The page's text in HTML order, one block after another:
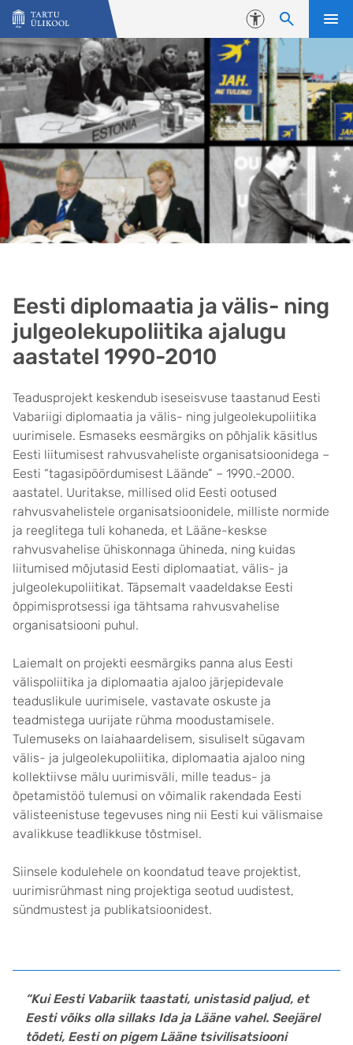
Liigu edasi põhisisu juurde
Juurdepääsetavus
Eesti diplomaatia ja välis- ning
julgeolekupoliitika ajalugu
aastatel 1990-2010
Teadusprojekt keskendub iseseisvuse taastanud Eesti
Vabariigi diplomaatia ja välis- ning julgeolekupoliitika
uurimisele. Esmaseks eesmärgiks on põhjalik käsitlus
Eesti liitumisest rahvusvaheliste organisatsioonidega –
Eesti “tagasipöördumisest Läände” – 1990.-2000.
aastatel. Uuritakse, millised olid Eesti ootused
rahvusvahelistele organisatsioonidele, milliste normide
ja reeglitega tuli kohaneda, et Lääne-keskse
rahvusvahelise ühiskonnaga ühineda, ning kuidas
liitumised mõjutasid Eesti diplomaatiat, välis- ja
julgeolekupoliitikat. Täpsemalt vaadeldakse Eesti
õppimisprotsessi iga tähtsama rahvusvahelise
organisatsiooni puhul.
Laiemalt on projekti eesmärgiks panna alus Eesti
välispoliitika ja diplomaatia ajaloo järjepidevale
teaduslikule uurimisele, vastavate oskuste ja
teadmistega uurijate rühma moodustamisele.
Tulemuseks on laiahaardelisem, sisuliselt sügavam
välis- ja julgeolekupoliitika, diplomaatia ajaloo ning
kollektiivse mälu uurimisväli, mille teadus- ja
õpetamistöö tulemusi on võimalik rakendada Eesti
välisteenistuse tegevuses ning nii Eesti kui välismaise
avalikkuse teadlikkuse tõstmisel.
Siinsele kodulehele on koondatud teave projektist,
uurimisrühmast ning projektiga seotud uudistest,
sündmustest ja publikatsioonidest.
“Kui Eesti Vabariik taastati, unistasid paljud, et
Eesti võiks olla sillaks Ida ja Lääne vahel. Seejärel
tõdeti, Eesti on pigem Lääne tsivilisatsiooni